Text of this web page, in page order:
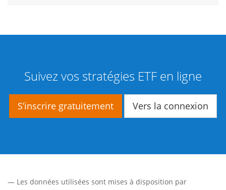
Suivez vos stratégies ETF en ligne
S’inscrire gratuitement Vers la connexion
— Les données utilisées sont mises à disposition par